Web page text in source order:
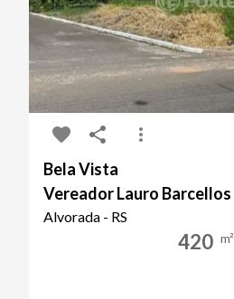
Bela Vista
Vereador Lauro Barcellos
Alvorada - RS
420 m²